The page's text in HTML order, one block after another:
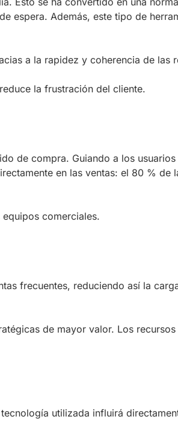
espera. Además, este tipo de
a la rapidez y coherencia de las
la frustración del cliente.
de compra. Guiando a los
en las ventas: el 80 % de
comerciales.
frecuentes, reduciendo así la
de mayor valor. Los
utilizada influirá